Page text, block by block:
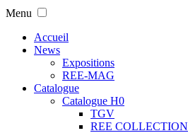
Menu
Accueil
News
Expositions
REE-MAG
Catalogue
Catalogue H0
TGV
REE COLLECTION